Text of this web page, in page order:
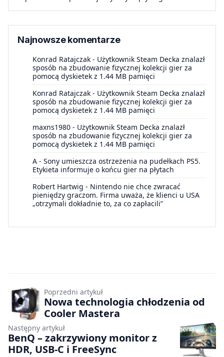
Najnowsze komentarze
Konrad Ratajczak - Użytkownik Steam Decka znalazł
sposób na zbudowanie fizycznej kolekcji gier za
pomocą dyskietek z 1.44 MB pamięci
Konrad Ratajczak - Użytkownik Steam Decka znalazł
sposób na zbudowanie fizycznej kolekcji gier za
pomocą dyskietek z 1.44 MB pamięci
maxns1980 - Użytkownik Steam Decka znalazł
sposób na zbudowanie fizycznej kolekcji gier za
pomocą dyskietek z 1.44 MB pamięci
A - Sony umieszcza ostrzeżenia na pudełkach PS5.
Etykieta informuje o końcu gier na płytach
Robert Hartwig - Nintendo nie chce zwracać
pieniędzy graczom. Firma uważa, że klienci u USA
„otrzymali dokładnie to, za co zapłacili”
Poprzedni artykuł
Nowa technologia chłodzenia od
Cooler Mastera
Następny artykuł
BenQ – zakrzywiony monitor z
HDR, USB-C i FreeSync